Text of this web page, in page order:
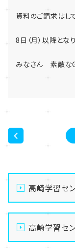
資料のご請求はし
8日（月）以降とな
みなさん 素敵な
高崎学習セ
高崎学習セ